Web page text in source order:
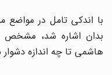
با اندکی تامل در مواضع
بدان اشاره شد، مشخص
هاشمی تا چه اندازه دشوار